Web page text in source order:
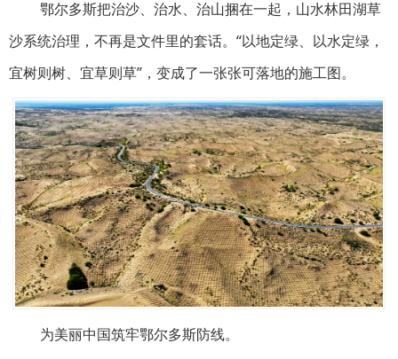
鄂尔多斯把治沙、治水、治山捆在一起，山水林田湖草
沙系统治理，不再是文件里的套话。“以地定绿、以水定绿，
宜树则树、宜草则草”，变成了一张张可落地的施工图。
为美丽中国筑牢鄂尔多斯防线。